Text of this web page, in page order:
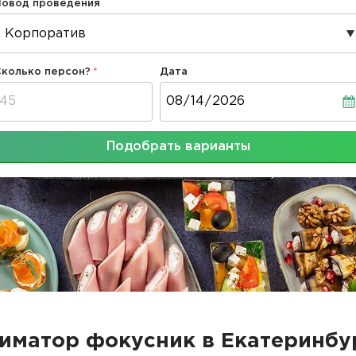
проведения
персон? Дата
Подобрать варианты
фокусник в